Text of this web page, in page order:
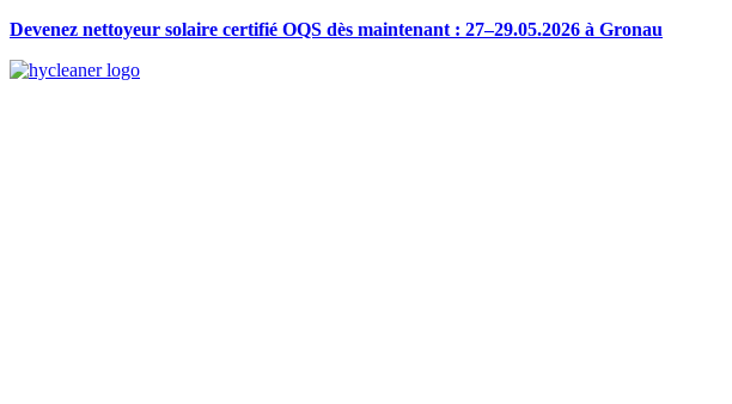
Devenez nettoyeur solaire certifié OQS dès maintenant : 27–29.05.2026 à Gronau